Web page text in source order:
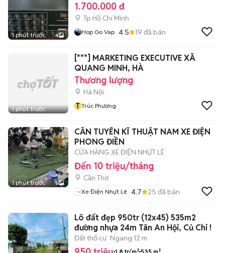
1 phút trước 4
1.700.000 đ
Tp Hồ Chí Minh
Hop Go Vap 4.5 19 đã bán
1 phút trước
[***] MARKETING EXECUTIVE XÃ
QUANG MINH, HÀ
Thương lượng
Hà Nội
T Trúc Phương
1 phút trước 5
CẦN TUYỂN KĨ THUẬT NAM XE ĐIỆN
PHONG ĐIỀN
CỬA HÀNG XE ĐIỆN NHỰT LÊ
Đến 10 triệu/tháng
Cần Thơ
Xe Điện Nhựt Lê 4.7 25 đã bán
Lô đất đẹp 950tr (12x45) 535m2
đường nhựa 24m Tân An Hội, Củ Chi !
Đất thổ cư Ngang 12 m
1,8 tr/m² 535 m²